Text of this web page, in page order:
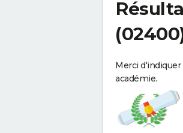
Merci
académie.